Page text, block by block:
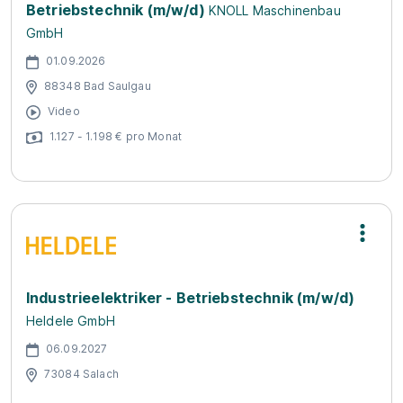
Betriebstechnik (m/w/d) KNOLL Maschinenbau
GmbH
01.09.2026
88348 Bad Saulgau
Video
1.127 - 1.198 € pro Monat
In­dus­trie­elek­tri­ker - Be­triebs­tech­nik (m/w/d)
Heldele GmbH
06.09.2027
73084 Salach